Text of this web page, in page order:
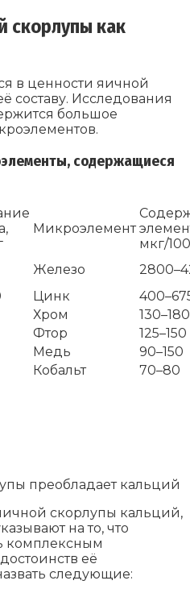
скорлупы как
в ценности яичной
составу. Исследования
большое
содержащиеся
Микроэлемент
мкг/
Железо
Цинк
Хром
130–180
Фтор
125–150
Медь
90–150
Кобальт
70–80
преобладает кальций
скорлупы кальций,
на то, что
комплексным
её
следующие: